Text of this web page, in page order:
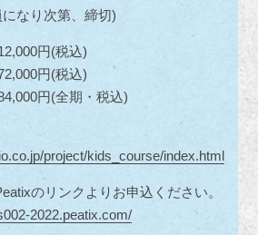
なり次第、締切)
円(税込)
円(税込)
円(全期・税込)
project/kids_course/index.html
のリンクよりお申込ください。
2022.peatix.com/